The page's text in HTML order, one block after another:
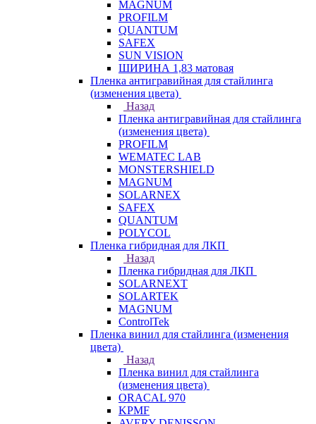
MAGNUM
PROFILM
QUANTUM
SAFEX
SUN VISION
ШИРИНА 1,83 матовая
Пленка антигравийная для стайлинга
(изменения цвета)
Назад
Пленка антигравийная для стайлинга
(изменения цвета)
PROFILM
WEMATEC LAB
MONSTERSHIELD
MAGNUM
SOLARNEX
SAFEX
QUANTUM
POLYCOL
Пленка гибридная для ЛКП
Назад
Пленка гибридная для ЛКП
SOLARNEXT
SOLARTEK
MAGNUM
ControlTek
Пленка винил для стайлинга (изменения
цвета)
Назад
Пленка винил для стайлинга
(изменения цвета)
ORACAL 970
KPMF